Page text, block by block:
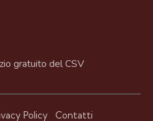
gratuito del CSV
Policy Contatti